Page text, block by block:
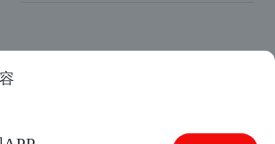
满足学习者需求。
准确性和实用性。在录制课程
入研究源代码并编写电子文
配置
爆全网的最不像二维码的二维码